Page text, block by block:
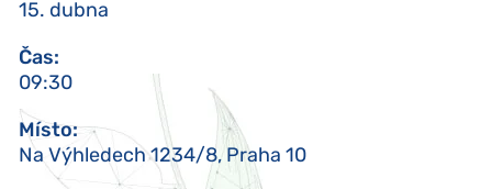
15. dubna
Čas:
09:30
Místo:
Na Výhledech 1234/8, Praha 10